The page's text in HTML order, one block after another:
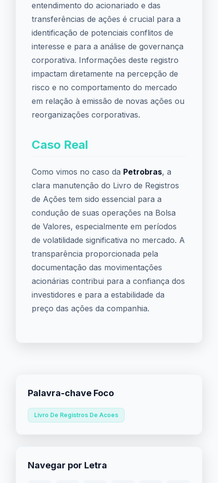
entendimento do acionariado e das
transferências de ações é crucial para a
identificação de potenciais conflitos de
interesse e para a análise de governança
corporativa. Informações deste registro
impactam diretamente na percepção de
risco e no comportamento do mercado
em relação à emissão de novas ações ou
reorganizações corporativas.
Caso Real
Como vimos no caso da Petrobras, a
clara manutenção do Livro de Registros
de Ações tem sido essencial para a
condução de suas operações na Bolsa
de Valores, especialmente em períodos
de volatilidade significativa no mercado. A
transparência proporcionada pela
documentação das movimentações
acionárias contribui para a confiança dos
investidores e para a estabilidade da
preço das ações da companhia.
Palavra-chave Foco
Livro De Registros De Acoes
Navegar por Letra